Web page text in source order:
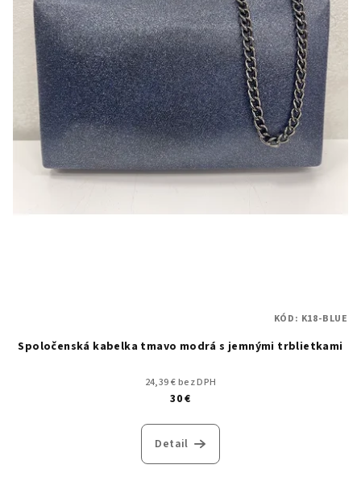
Spoločenská kabelka tmavo modrá s jemnými trblietkami
24,39 € bez DPH
30 €
Detail
KÓD: K18-BLUE